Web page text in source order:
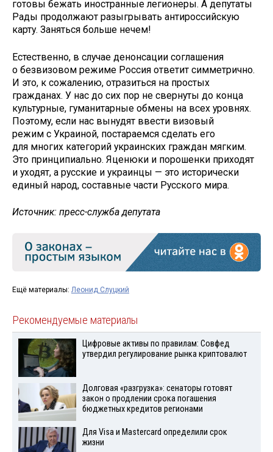
готовы бежать иностранные легионеры. А депутаты
Рады продолжают разыгрывать антироссийскую
карту. Заняться больше нечем!
Естественно, в случае денонсации соглашения
о безвизовом режиме Россия ответит симметрично.
И это, к сожалению, отразиться на простых
гражданах. У нас до сих пор не свернуты до конца
культурные, гуманитарные обмены на всех уровнях.
Поэтому, если нас вынудят ввести визовый
режим с Украиной, постараемся сделать его
для многих категорий украинских граждан мягким.
Это принципиально. Яценюки и порошенки приходят
и уходят, а русские и украинцы — это исторически
единый народ, составные части Русского мира.
Источник: пресс-служба депутата
Ещё материалы: Леонид Слуцкий
Рекомендуемые материалы
Цифровые активы по правилам: Совфед
утвердил регулирование рынка криптовалют
Долговая «разгрузка»: сенаторы готовят
закон о продлении срока погашения
бюджетных кредитов регионами
Для Visа и Mastercard определили срок
жизни